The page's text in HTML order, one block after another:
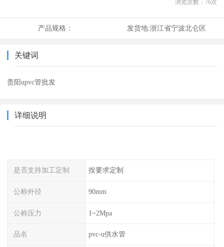
浏览次数： 76次
产品规格： 发货地:浙江省宁波北仑区
关键词
贵阳upvc管批发
详细说明
是否支持加工定制 按要求定制
公称外径 90mm
公称压力 1~2Mpa
品名 pvc-u供水管